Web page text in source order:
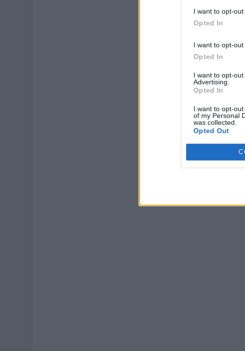
I want to opt-
Opted In
I want to opt-
Opted In
I want to opt-
Advertising.
Opted In
I want to opt-
of my Personal
was collected.
Opted Out